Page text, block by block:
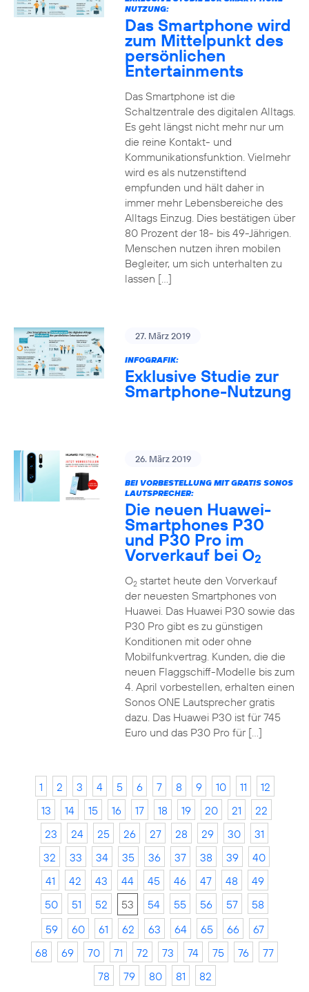
NUTZUNG:
Das Smartphone wird
zum Mittelpunkt des
persönlichen
Entertainments
Das Smartphone ist die
Schaltzentrale des digitalen Alltags.
Es geht längst nicht mehr nur um
die reine Kontakt- und
Kommunikationsfunktion. Vielmehr
wird es als nutzenstiftend
empfunden und hält daher in
immer mehr Lebensbereiche des
Alltags Einzug. Dies bestätigen über
80 Prozent der 18- bis 49-Jährigen.
Menschen nutzen ihren mobilen
Begleiter, um sich unterhalten zu
lassen […]
27. März 2019
INFOGRAFIK:
Exklusive Studie zur
Smartphone-Nutzung
26. März 2019
BEI VORBESTELLUNG MIT GRATIS SONOS
LAUTSPRECHER:
Die neuen Huawei-
Smartphones P30
und P30 Pro im
Vorverkauf bei O2
O2startet heute den Vorverkauf
der neuesten Smartphones von
Huawei. Das Huawei P30 sowie das
P30 Pro gibt es zu günstigen
Konditionen mit oder ohne
Mobilfunkvertrag. Kunden, die die
neuen Flaggschiff-Modelle bis zum
4. April vorbestellen, erhalten einen
Sonos ONE Lautsprecher gratis
dazu. Das Huawei P30 ist für 745
Euro und das P30 Pro für […]
1 2 3 4 5 6 7 8 9 10 11
12
13
14 15 16 17 18 19 20 21
22
23
24 25 26 27 28 29 30
31
32
33 34 35 36 37 38 39
40
41
42 43 44 45 46 47 48
49
50
51 52 53 54 55 56 57
58
59
60 61 62 63 64 65 66
67
68
69 70 71 72 73 74 75 76
77
78
79 80 81 82